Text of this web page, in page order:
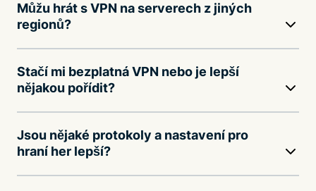
Můžu hrát s VPN na serverech z jiných
regionů?
Stačí mi bezplatná VPN nebo je lepší
nějakou pořídit?
Jsou nějaké protokoly a nastavení pro
hraní her lepší?